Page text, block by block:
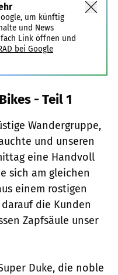
um künftig
und News
Link öffnen und
bei Google
- Teil 1
Wandergruppe,
und unseren
eine Handvoll
sich am gleichen
einem rostigen
die Kunden
Zapfsäule unser
Duke, die noble